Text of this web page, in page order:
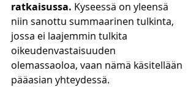
ratkaisussa. Kyseessä on yleensä
niin sanottu summaarinen tulkinta,
jossa ei laajemmin tulkita
oikeudenvastaisuuden
olemassaoloa, vaan nämä käsitellään
pääasian yhteydessä.